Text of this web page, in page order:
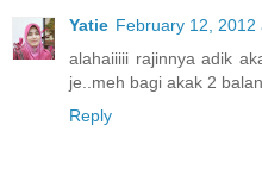
Yatie February 12, 2012
alahaiiiii rajinnya adik
je..meh bagi akak 2
Reply